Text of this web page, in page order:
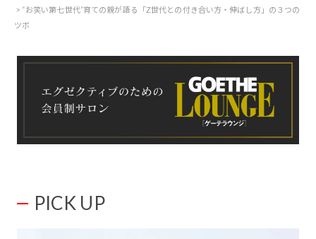
“お笑い第七世代”育ての親が語る「Z世代との付き合い方・伸ばし方」の３つの
ツボ
PICK UP